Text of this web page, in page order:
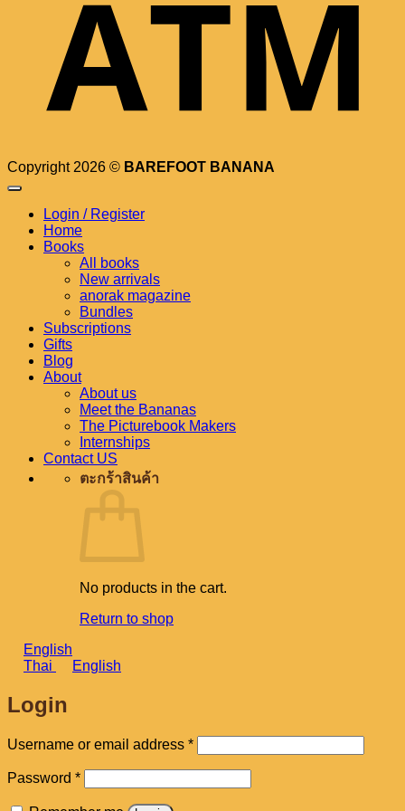
Copyright 2026 © BAREFOOT BANANA
Login / Register
Home
Books
All books
New arrivals
anorak magazine
Bundles
Subscriptions
Gifts
Blog
About
About us
Meet the Bananas
The Picturebook Makers
Internships
Contact US
ตะกร้าสินค้า
No products in the cart.
Return to shop
English
Thai
English
Login
Username or email address *Required
Password *Required